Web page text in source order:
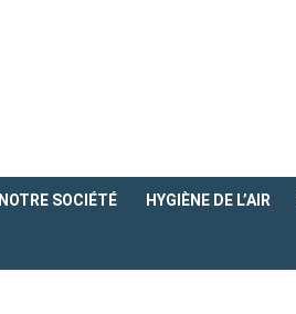
NOTRE SOCIÉTÉ HYGIÈNE DE L’AIR